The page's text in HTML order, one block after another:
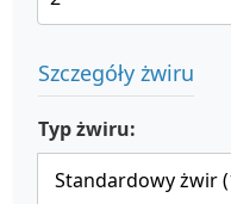
Szczegóły żwiru
Typ żwiru: